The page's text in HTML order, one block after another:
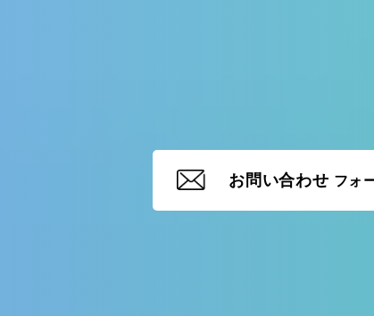
お問い合わせ フォ